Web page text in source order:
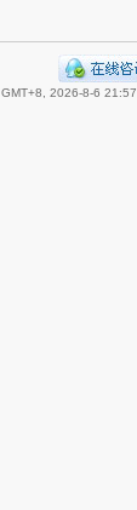
GMT+8, 2026-8-6 21:57